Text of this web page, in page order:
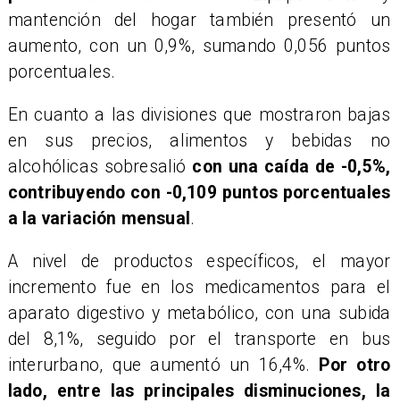
mantención del hogar también presentó un
aumento, con un 0,9%, sumando 0,056 puntos
porcentuales.
En cuanto a las divisiones que mostraron bajas
en sus precios, alimentos y bebidas no
alcohólicas sobresalió con una caída de -0,5%,
contribuyendo con -0,109 puntos porcentuales
a la variación mensual .
A nivel de productos específicos, el mayor
incremento fue en los medicamentos para el
aparato digestivo y metabólico, con una subida
del 8,1%, seguido por el transporte en bus
interurbano, que aumentó un 16,4%.
Por otro
lado, entre las principales disminuciones, la